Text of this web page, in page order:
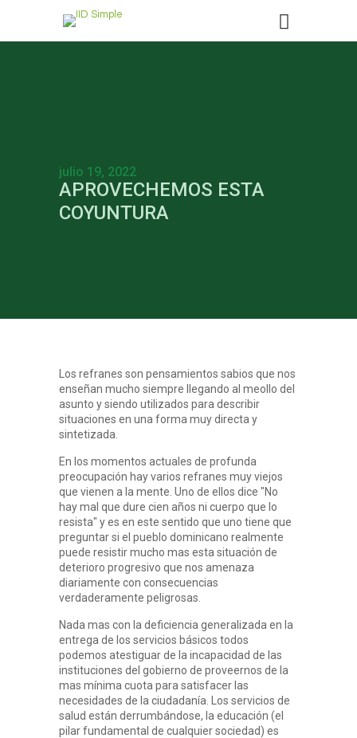
julio 19, 2022
APROVECHEMOS ESTA
COYUNTURA
Los refranes son pensamientos sabios que nos
enseñan mucho siempre llegando al meollo del
asunto y siendo utilizados para describir
situaciones en una forma muy directa y
sintetizada.
En los momentos actuales de profunda
preocupación hay varios refranes muy viejos
que vienen a la mente. Uno de ellos dice "No
hay mal que dure cien años ni cuerpo que lo
resista" y es en este sentido que uno tiene que
preguntar si el pueblo dominicano realmente
puede resistir mucho mas esta situación de
deterioro progresivo que nos amenaza
diariamente con consecuencias
verdaderamente peligrosas.
Nada mas con la deficiencia generalizada en la
entrega de los servicios básicos todos
podemos atestiguar de la incapacidad de las
instituciones del gobierno de proveernos de la
mas mínima cuota para satisfacer las
necesidades de la ciudadanía. Los servicios de
salud están derrumbándose, la educación (el
pilar fundamental de cualquier sociedad) es